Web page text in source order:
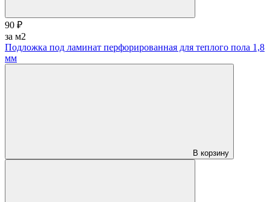
90 ₽
за м2
Подложка под ламинат перфорированная для теплого пола 1,8
мм
В корзину